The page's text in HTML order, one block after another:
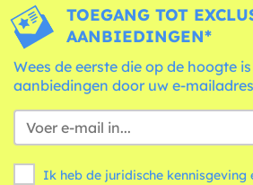
TOEGANG TOT
AANBIEDINGEN*
Wees de eerste die op de hoogte
aanbiedingen door uw e-
Ik heb de juridische kennisgeving